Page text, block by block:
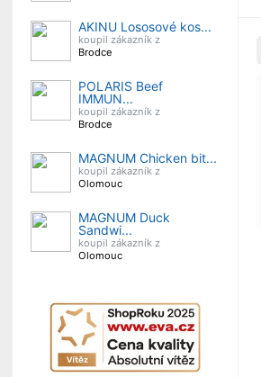
AKINU Lososové kos...
koupil zákazník z
Brodce
POLARIS Beef
IMMUN...
koupil zákazník z
Brodce
MAGNUM Chicken bit...
koupil zákazník z
Olomouc
MAGNUM Duck
Sandwi...
koupil zákazník z
Olomouc